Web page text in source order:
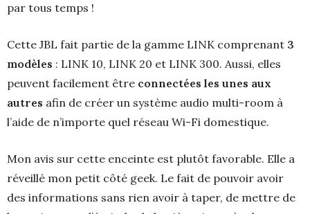
par tous temps !
Cette JBL fait partie de la gamme LINK comprenant 3
modèles : LINK 10, LINK 20 et LINK 300. Aussi, elles
peuvent facilement être connectées les unes aux
autres afin de créer un système audio multi-room à
l’aide de n’importe quel réseau Wi-Fi domestique.
Mon avis sur cette enceinte est plutôt favorable. Elle a
réveillé mon petit côté geek. Le fait de pouvoir avoir
des informations sans rien avoir à taper, de mettre de